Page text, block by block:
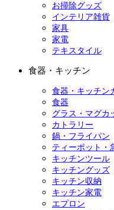
お掃除グッズ
インテリア雑貨
家具
家電
テキスタイル
食器・キッチン
食器・キッチン
食器
グラス・マグカ
カトラリー
鍋・フライパン
ティーポット・
キッチンツール
キッチングッズ
キッチン収納
キッチン家電
エプロン